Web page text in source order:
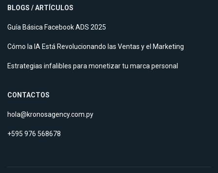
BLOGS / ARTÍCULOS
Guía Básica Facebook ADS 2025
Cómo la IA Está Revolucionando las Ventas y el Marketing
Estrategias infalibles para monetizar tu marca personal
CONTACTOS
hola@kronosagency.com.py
+595 976 568678